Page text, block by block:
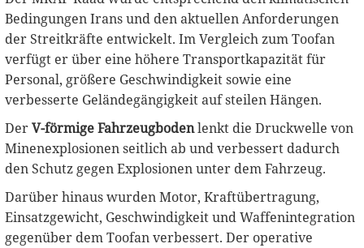
Bedingungen Irans und den aktuellen Anforderungen
der Streitkräfte entwickelt. Im Vergleich zum Toofan
verfügt er über eine höhere Transportkapazität für
Personal, größere Geschwindigkeit sowie eine
verbesserte Geländegängigkeit auf steilen Hängen.
DerV-förmige Fahrzeugbodenlenkt die Druckwelle von
Minenexplosionen seitlich ab und verbessert dadurch
den Schutz gegen Explosionen unter dem Fahrzeug.
Darüber hinaus wurden Motor, Kraftübertragung,
Einsatzgewicht, Geschwindigkeit und Waffenintegration
gegenüber dem Toofan verbessert. Der operative